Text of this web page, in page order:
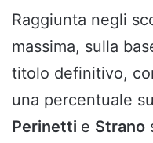
Raggiunta negli
massima, sulla
titolo definitivo,
una percentuale
Perinetti e Strano